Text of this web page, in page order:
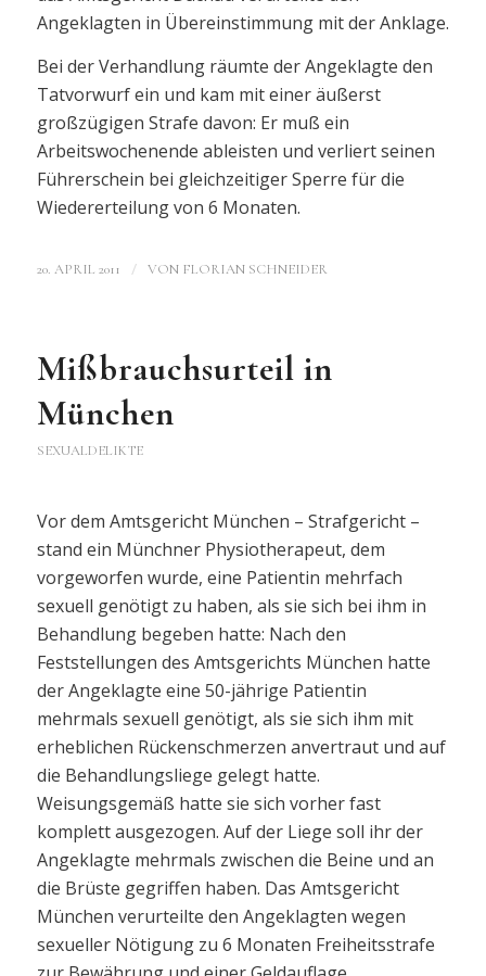
Angeklagten in Übereinstimmung mit der Anklage.
Bei der Verhandlung räumte der Angeklagte den
Tatvorwurf ein und kam mit einer äußerst
großzügigen Strafe davon: Er muß ein
Arbeitswochenende ableisten und verliert seinen
Führerschein bei gleichzeitiger Sperre für die
Wiedererteilung von 6 Monaten.
20. APRIL 2011 / VON FLORIAN SCHNEIDER
Mißbrauchsurteil in
München
SEXUALDELIKTE
Vor dem Amtsgericht München – Strafgericht –
stand ein Münchner Physiotherapeut, dem
vorgeworfen wurde, eine Patientin mehrfach
sexuell genötigt zu haben, als sie sich bei ihm in
Behandlung begeben hatte: Nach den
Feststellungen des Amtsgerichts München hatte
der Angeklagte eine 50-jährige Patientin
mehrmals sexuell genötigt, als sie sich ihm mit
erheblichen Rückenschmerzen anvertraut und auf
die Behandlungsliege gelegt hatte.
Weisungsgemäß hatte sie sich vorher fast
komplett ausgezogen. Auf der Liege soll ihr der
Angeklagte mehrmals zwischen die Beine und an
die Brüste gegriffen haben. Das Amtsgericht
München verurteilte den Angeklagten wegen
sexueller Nötigung zu 6 Monaten Freiheitsstrafe